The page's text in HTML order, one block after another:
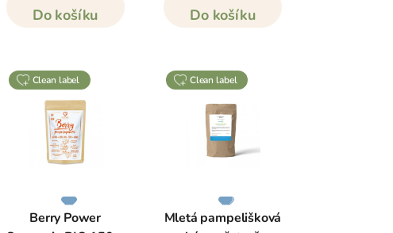
Do košíku Do košíku
clean label
Berry Power
clean label
Mletá pampelišková